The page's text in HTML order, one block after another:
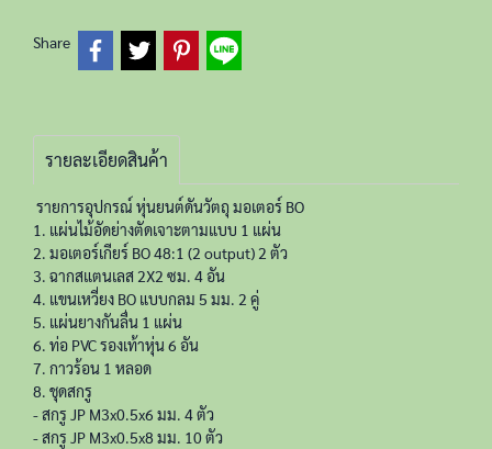
Share
รายละเอียดสินค้า
รายการอุปกรณ์ หุ่นยนต์ดันวัตถุ มอเตอร์ BO
1. แผ่นไม้อัดย่างตัดเจาะตามแบบ 1 แผ่น
2. มอเตอร์เกียร์ BO 48:1 (2 output) 2 ตัว
3. ฉากสแตนเลส 2X2 ซม. 4 อัน
4. แขนเหวี่ยง BO แบบกลม 5 มม. 2 คู่
5. แผ่นยางกันลื่น 1 แผ่น
6. ท่อ PVC รองเท้าหุ่น 6 อัน
7. กาวร้อน 1 หลอด
8. ชุดสกรู
- สกรู JP M3x0.5x6 มม. 4 ตัว
- สกรู JP M3x0.5x8 มม. 10 ตัว